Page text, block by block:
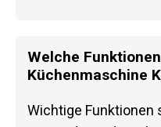
Welche
Küchenmaschine
Wichtige Funktionen